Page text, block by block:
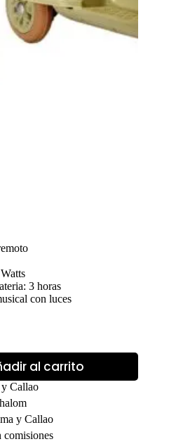
3 horas
con luces
al carrito
Callao
y Callao
comisiones